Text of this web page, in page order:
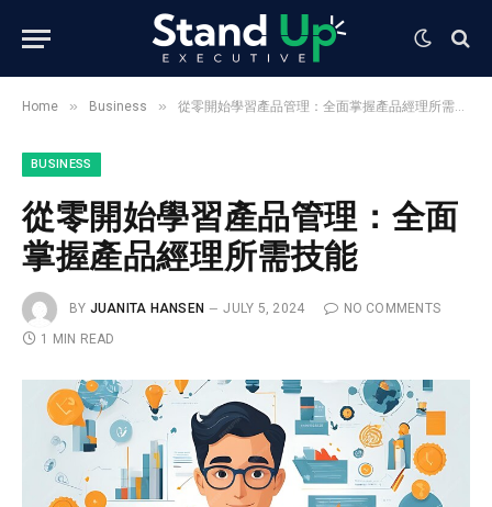
Home » Business » 從零開始學習產品管理：全面掌握產品經理所需技能
BUSINESS
從零開始學習產品管理：全面
掌握產品經理所需技能
BY JUANITA HANSEN JULY 5, 2024
NO COMMENTS
1 MIN READ